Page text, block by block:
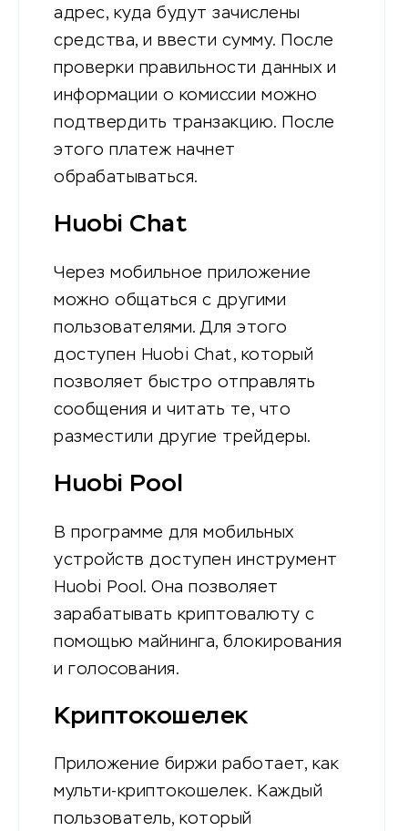
адрес, куда будут зачислены
средства, и ввести сумму. После
проверки правильности данных и
информации о комиссии можно
подтвердить транзакцию. После
этого платеж начнет
обрабатываться.
Huobi Chat
Через мобильное приложение
можно общаться с другими
пользователями. Для этого
доступен Huobi Chat, который
позволяет быстро отправлять
сообщения и читать те, что
разместили другие трейдеры.
Huobi Pool
В программе для мобильных
устройств доступен инструмент
Huobi Pool. Она позволяет
зарабатывать криптовалюту с
помощью майнинга, блокирования
и голосования.
Криптокошелек
Приложение биржи работает, как
мульти-криптокошелек. Каждый
пользователь, который